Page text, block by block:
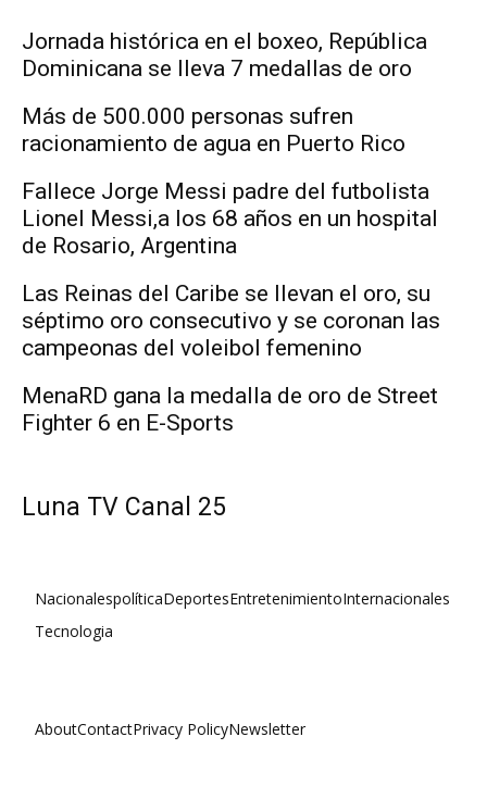
Jornada histórica en el boxeo, República
Dominicana se lleva 7 medallas de oro
Más de 500.000 personas sufren
racionamiento de agua en Puerto Rico
Fallece Jorge Messi padre del futbolista
Lionel Messi,a los 68 años en un hospital
de Rosario, Argentina
Las Reinas del Caribe se llevan el oro, su
séptimo oro consecutivo y se coronan las
campeonas del voleibol femenino
MenaRD gana la medalla de oro de Street
Fighter 6 en E-Sports
Luna TV Canal 25
NacionalespolíticaDeportesEntretenimientoInternacionales
Tecnologia
AboutContactPrivacy PolicyNewsletter